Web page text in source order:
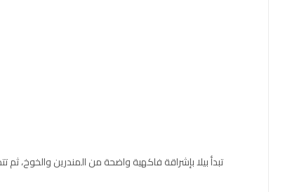
تبدأ بيلا بإشراقة فاكهية واضحة من المندرين والخوخ،